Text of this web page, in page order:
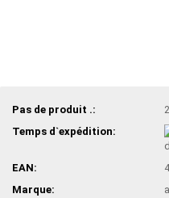
Pas de produit .:
Temps d`expédition:
EAN:
Marque: